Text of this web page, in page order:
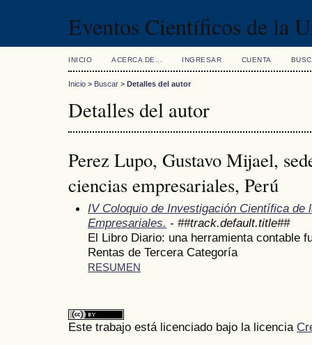
Eventos Científicos de la
INICIO ACERCA DE... INGRESAR CUENTA
Inicio > Buscar > Detalles del autor
Detalles del autor
Perez Lupo, Gustavo Mijael,
ciencias empresariales, Perú
IV Coloquio de Investigación Científica de
Empresariales. - ##track.default.title##
El Libro Diario: una herramienta contable
Rentas de Tercera Categoría
RESUMEN
Este trabajo está licenciado bajo la licencia